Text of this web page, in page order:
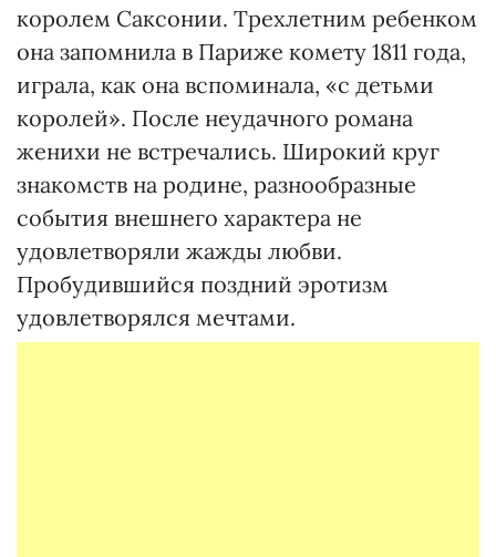
королем Саксонии. Трехлетним ребенком
она запомнила в Париже комету 1811 года,
играла, как она вспоминала, «с детьми
королей». После неудачного романа
женихи не встречались. Широкий круг
знакомств на родине, разнообразные
события внешнего характера не
удовлетворяли жажды любви.
Пробудившийся поздний эротизм
удовлетворялся мечтами.